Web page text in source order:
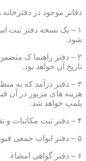
دفاتر موجود در
۱ – یک نسخه دفتر ثبت
شود.
۲ – دفتر راهنما ک
تاریخ آن خواهد بود.
۳ – دفتر درآمد که به
هزینه های مزبور در آن
پلمپ خواهد شد.
۴ – دفتر ثبت مکاتبات و تقاضانامه اجرایی و خلاصه معاملات.
۵ – دفتر ابواب جمعی قبوض سپرده و اوراق بهادار.
۶ – دفتر گواهی امضاء.